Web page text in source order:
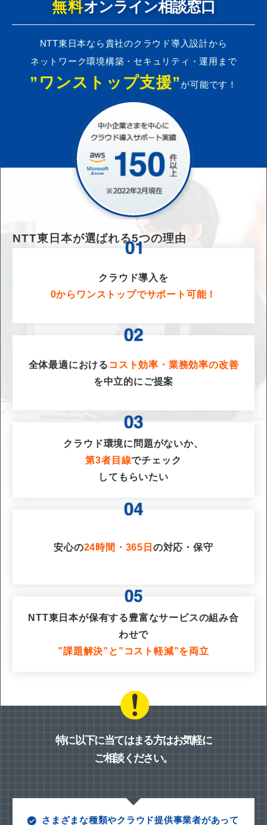
無料オンライン相談窓口
NTT東日本なら貴社のクラウド導入設計から
ネットワーク環境構築・セキュリティ・運用まで
”ワンストップ支援” が可能です！
NTT東日本が選ばれる5つの理由
クラウド導入を
0からワンストップでサポート可能！
全体最適における コスト効率・業務効率の改善
を中立的にご提案
クラウド環境に問題がないか、
第3者目線でチェック
してもらいたい
安心の24時間・365日 の対応・保守
NTT東日本が保有する豊富なサービスの組み合
わせで
”課題解決”と”コスト軽減”を両立
特に以下に当てはまる方はお気軽に
ご相談ください。
さまざまな種類やクラウド提供事業者があって